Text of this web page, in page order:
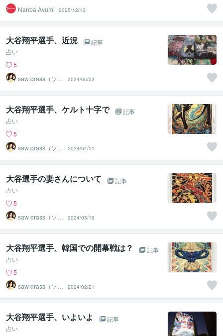
Nanba Ayumi
2025/12/13
大谷翔平選手、近況
記事
占い
5
saw grass（ソー
グラス）
2024/05/02
大谷翔平選手、ケルト十字で
記事
占い
5
saw grass（ソー
グラス）
2024/04/11
大谷選手の妻さんについて
記事
占い
5
saw grass（ソー
グラス）
2024/03/19
大谷翔平選手、韓国での開幕戦は？
記事
占い
5
saw grass（ソー
グラス）
2024/02/21
大谷翔平選手、いよいよ
記事
占い